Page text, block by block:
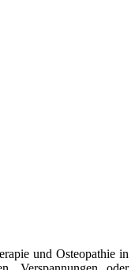
und Osteopathie in